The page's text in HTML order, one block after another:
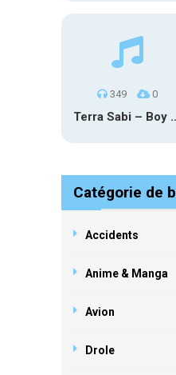
349 0
Terra Sabi –
Catégorie de
Accidents
Anime & Manga
Avion
Drole